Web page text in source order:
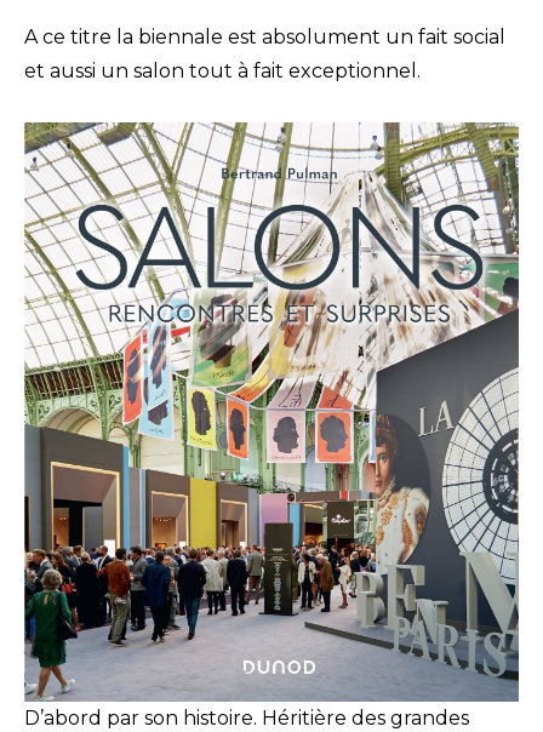
A ce titre la biennale est absolument un fait social
et aussi un salon tout à fait exceptionnel.
D’abord par son histoire. Héritière des grandes